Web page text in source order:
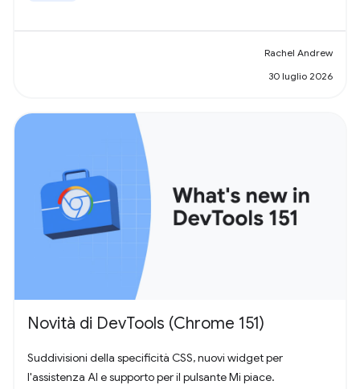
Rachel Andrew
30 luglio 2026
Novità di DevTools (Chrome 151)
Suddivisioni della specificità CSS, nuovi widget per
l'assistenza AI e supporto per il pulsante Mi piace.